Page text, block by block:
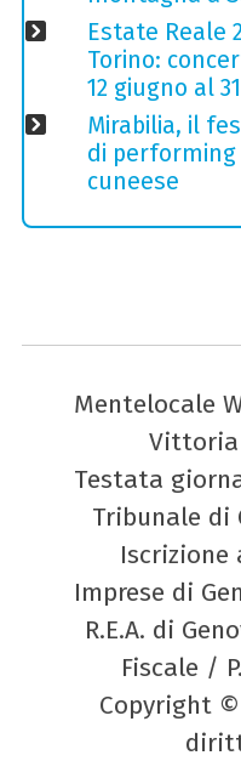
Estate Reale
Torino:
12 giugno al
Mirabilia, il
di performing
cuneese
Mentelocale
Vittoria
Testata
Tribunale di
Iscrizione
Imprese di
R.E.A. di
Fiscale /
Copyright